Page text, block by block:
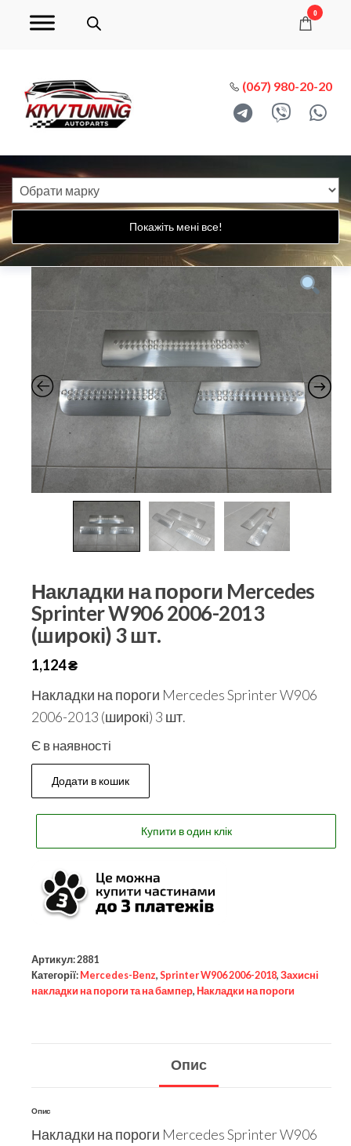
0
(067) 980-20-20
Покажіть мені все!
Накладки на пороги Mercedes
Sprinter W906 2006-2013
(широкі) 3 шт.
1,124₴
Накладки на пороги Mercedes Sprinter W906
2006-2013 (широкі) 3 шт.
Є в наявності
Додати в кошик
Купити в один клік
Артикул:2881
Категорії: Mercedes-Benz, Sprinter W906 2006-2018, Захисні
накладки на пороги та на бампер, Накладки на пороги
Опис
Опис
Накладки на пороги Mercedes Sprinter W906